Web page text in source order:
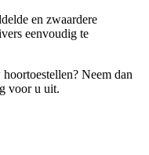
en zwaardere
eenvoudig te
Neem dan
voor u uit.